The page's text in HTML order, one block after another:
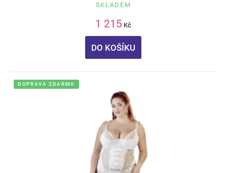
SKLADEM
1 215 Kč
DO KOŠÍKU
DOPRAVA ZDARMA